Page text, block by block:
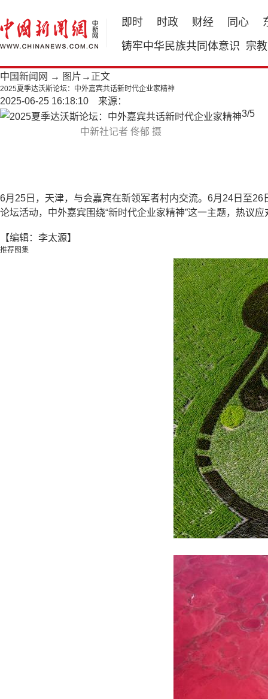
即时 时政 财经 同心
铸牢中华民族共同体意识 宗教
中国新闻网 → 图片 →正文
2025夏季达沃斯论坛：中外嘉宾共话新时代企业家精神
2025-06-25 16:18:10 来源：
中新社记者 佟郁 摄
3/5
6月25日，天津，与会嘉宾在新领军者村内交流。6月24日至
论坛活动，中外嘉宾围绕“新时代企业家精神”这一主题，热议
【编辑：李太源】
推荐图集